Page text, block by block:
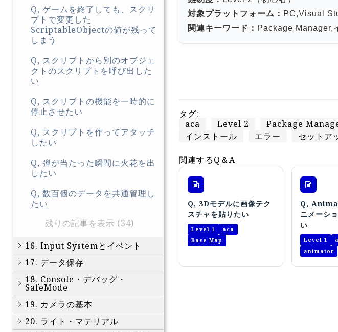
Q, ゲームを終了しても、スクリ
プトで変更した
ScriptableObjectの値が残って
しまう
Q, スクリプトから別のオブジェ
クトのスクリプトを呼び出した
い
Q, スクリプトの機能を一時的に
停止させたい
Q, スクリプトを作ってアタッチ
したい
Q, 弾が当たった瞬間に火花を出
したい
Q, 数百個のデータを共通管理し
たい
残りの記事を表示 (34)
16. Input Systemとイベント
17. データ保存
18. Console・デバッグ・
SafeMode
19. カメラの基本
20. ライト・マテリアル
対象プラットフォーム： PC,Visual
関連キーワード： Package Manager,
タグ:
aca
Level 2 Package
インストール
エラー セットア
関連するQ＆A
Q, 3Dモデルに画像テク
スチャを貼りたい
Level 1
aca
Base Map
Q,
ニメーシ
い
Level 1
animator